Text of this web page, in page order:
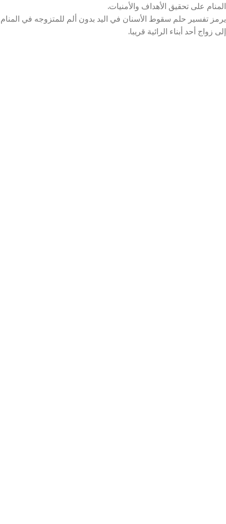
المنام على تحقيق الأهداف والأمنيات.
يرمز تفسير حلم سقوط الأسنان في اليد بدون ألم للمتزوجه في المنام
إلى زواج أحد أبناء الرائية قريبا.